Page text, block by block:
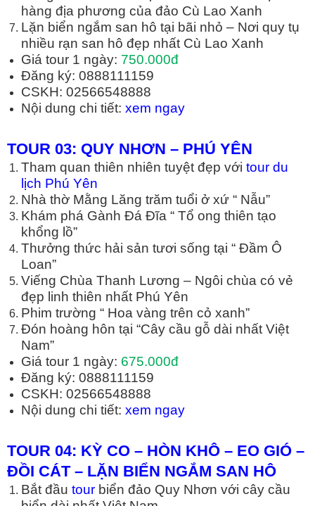
hàng địa phương của đảo Cù Lao Xanh
Lặn biển ngắm san hô tại bãi nhỏ – Nơi quy tụ
nhiều rạn san hô đẹp nhất Cù Lao Xanh
Giá tour 1 ngày: 750.000đ
Đăng ký: 0888111159
CSKH: 02566548888
Nội dung chi tiết: xem ngay
TOUR 03: QUY NHƠN – PHÚ YÊN
Tham quan thiên nhiên tuyệt đẹp với tour du
lịch Phú Yên
Nhà thờ Mằng Lăng trăm tuổi ở xứ “ Nẫu”
Khám phá Gành Đá Đĩa “ Tổ ong thiên tạo
khổng lồ”
Thưởng thức hải sản tươi sống tại “ Đầm Ô
Loan”
Viếng Chùa Thanh Lương – Ngôi chùa có vẻ
đẹp linh thiên nhất Phú Yên
Phim trường “ Hoa vàng trên cỏ xanh”
Đón hoàng hôn tại “Cây cầu gỗ dài nhất Việt
Nam”
Giá tour 1 ngày: 675.000đ
Đăng ký: 0888111159
CSKH: 02566548888
Nội dung chi tiết: xem ngay
TOUR 04: KỲ CO – HÒN KHÔ – EO GIÓ –
ĐỒI CÁT – LẶN BIỂN NGẮM SAN HÔ
Bắt đầu tour biển đảo Quy Nhơn với cây cầu